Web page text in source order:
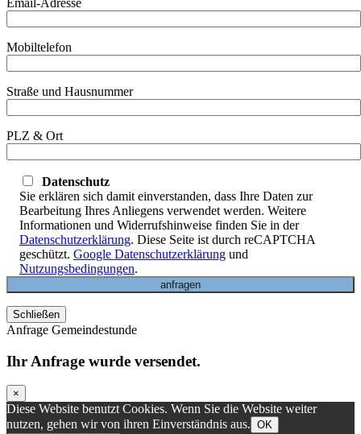
Mobiltelefon
Straße und Hausnummer
PLZ & Ort
Datenschutz
Sie erklären sich damit einverstanden, dass Ihre Daten zur
Bearbeitung Ihres Anliegens verwendet werden. Weitere
Informationen und Widerrufshinweise finden Sie in der
Datenschutzerklärung. Diese Seite ist durch reCAPTCHA
geschützt. Google Datenschutzerklärung und
Nutzungsbedingungen.
Schließen
Anfrage Gemeindestunde
Ihr Anfrage wurde versendet.
×
Diese Website benutzt Cookies. Wenn Sie die Website weiter
nutzen, gehen wir von ihren Einverständnis aus. OK